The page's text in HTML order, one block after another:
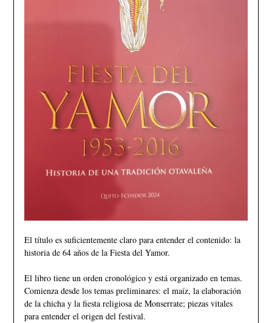
El título es suficientemente claro para entender el contenido: la
historia de 64 años de la Fiesta del Yamor.
El libro tiene un orden cronológico y está organizado en temas.
Comienza desde los temas preliminares: el maíz, la elaboración
de la chicha y la fiesta religiosa de Monserrate; piezas vitales
para entender el origen del festival.